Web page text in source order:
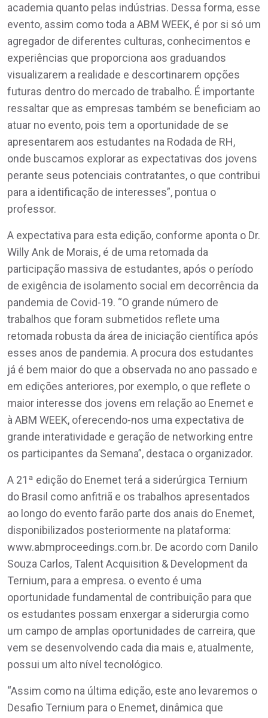
academia quanto pelas indústrias. Dessa forma, esse
evento, assim como toda a ABM WEEK, é por si só um
agregador de diferentes culturas, conhecimentos e
experiências que proporciona aos graduandos
visualizarem a realidade e descortinarem opções
futuras dentro do mercado de trabalho. É importante
ressaltar que as empresas também se beneficiam ao
atuar no evento, pois tem a oportunidade de se
apresentarem aos estudantes na Rodada de RH,
onde buscamos explorar as expectativas dos jovens
perante seus potenciais contratantes, o que contribui
para a identificação de interesses”, pontua o
professor.
A expectativa para esta edição, conforme aponta o Dr.
Willy Ank de Morais, é de uma retomada da
participação massiva de estudantes, após o período
de exigência de isolamento social em decorrência da
pandemia de Covid-19. “O grande número de
trabalhos que foram submetidos reflete uma
retomada robusta da área de iniciação científica após
esses anos de pandemia. A procura dos estudantes
já é bem maior do que a observada no ano passado e
em edições anteriores, por exemplo, o que reflete o
maior interesse dos jovens em relação ao Enemet e
à ABM WEEK, oferecendo-nos uma expectativa de
grande interatividade e geração de networking entre
os participantes da Semana”, destaca o organizador.
A 21ª edição do Enemet terá a siderúrgica Ternium
do Brasil como anfitriã e os trabalhos apresentados
ao longo do evento farão parte dos anais do Enemet,
disponibilizados posteriormente na plataforma:
www.abmproceedings.com.br. De acordo com Danilo
Souza Carlos, Talent Acquisition & Development da
Ternium, para a empresa. o evento é uma
oportunidade fundamental de contribuição para que
os estudantes possam enxergar a siderurgia como
um campo de amplas oportunidades de carreira, que
vem se desenvolvendo cada dia mais e, atualmente,
possui um alto nível tecnológico.
“Assim como na última edição, este ano levaremos o
Desafio Ternium para o Enemet, dinâmica que